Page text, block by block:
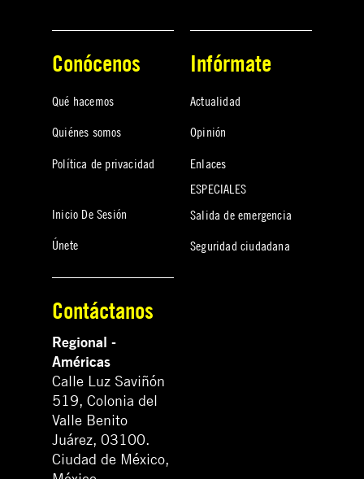
Conócenos
Qué hacemos
Quiénes somos
Política de privacidad
Inicio De Sesión
Únete
Infórmate
Actualidad
Opinión
Enlaces
ESPECIALES
Salida de emergencia
Seguridad ciudadana
Contáctanos
Regional -
Américas
Calle Luz Saviñón
519, Colonia del
Valle Benito
Juárez, 03100.
Ciudad de México,